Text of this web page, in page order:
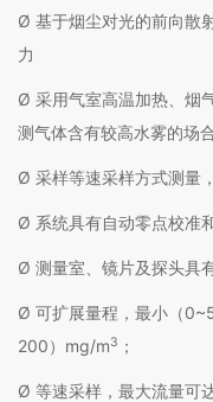
Ø 基于烟尘对光的前向散
力
Ø 采用气室高温加热、烟
测气体含有较高水雾的场
Ø 采样等速采样方式测量
Ø 系统具有自动零点校准
Ø 测量室、镜片及探头具
Ø 可扩展量程，最小（
200）mg/m3 ；
Ø 等速采样，最大流量可